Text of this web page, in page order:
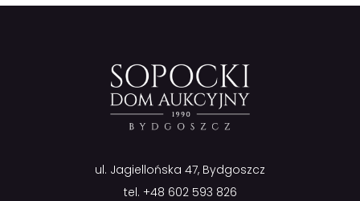
ul. Jagiellońska 47, Bydgoszcz
tel. +48 602 593 826